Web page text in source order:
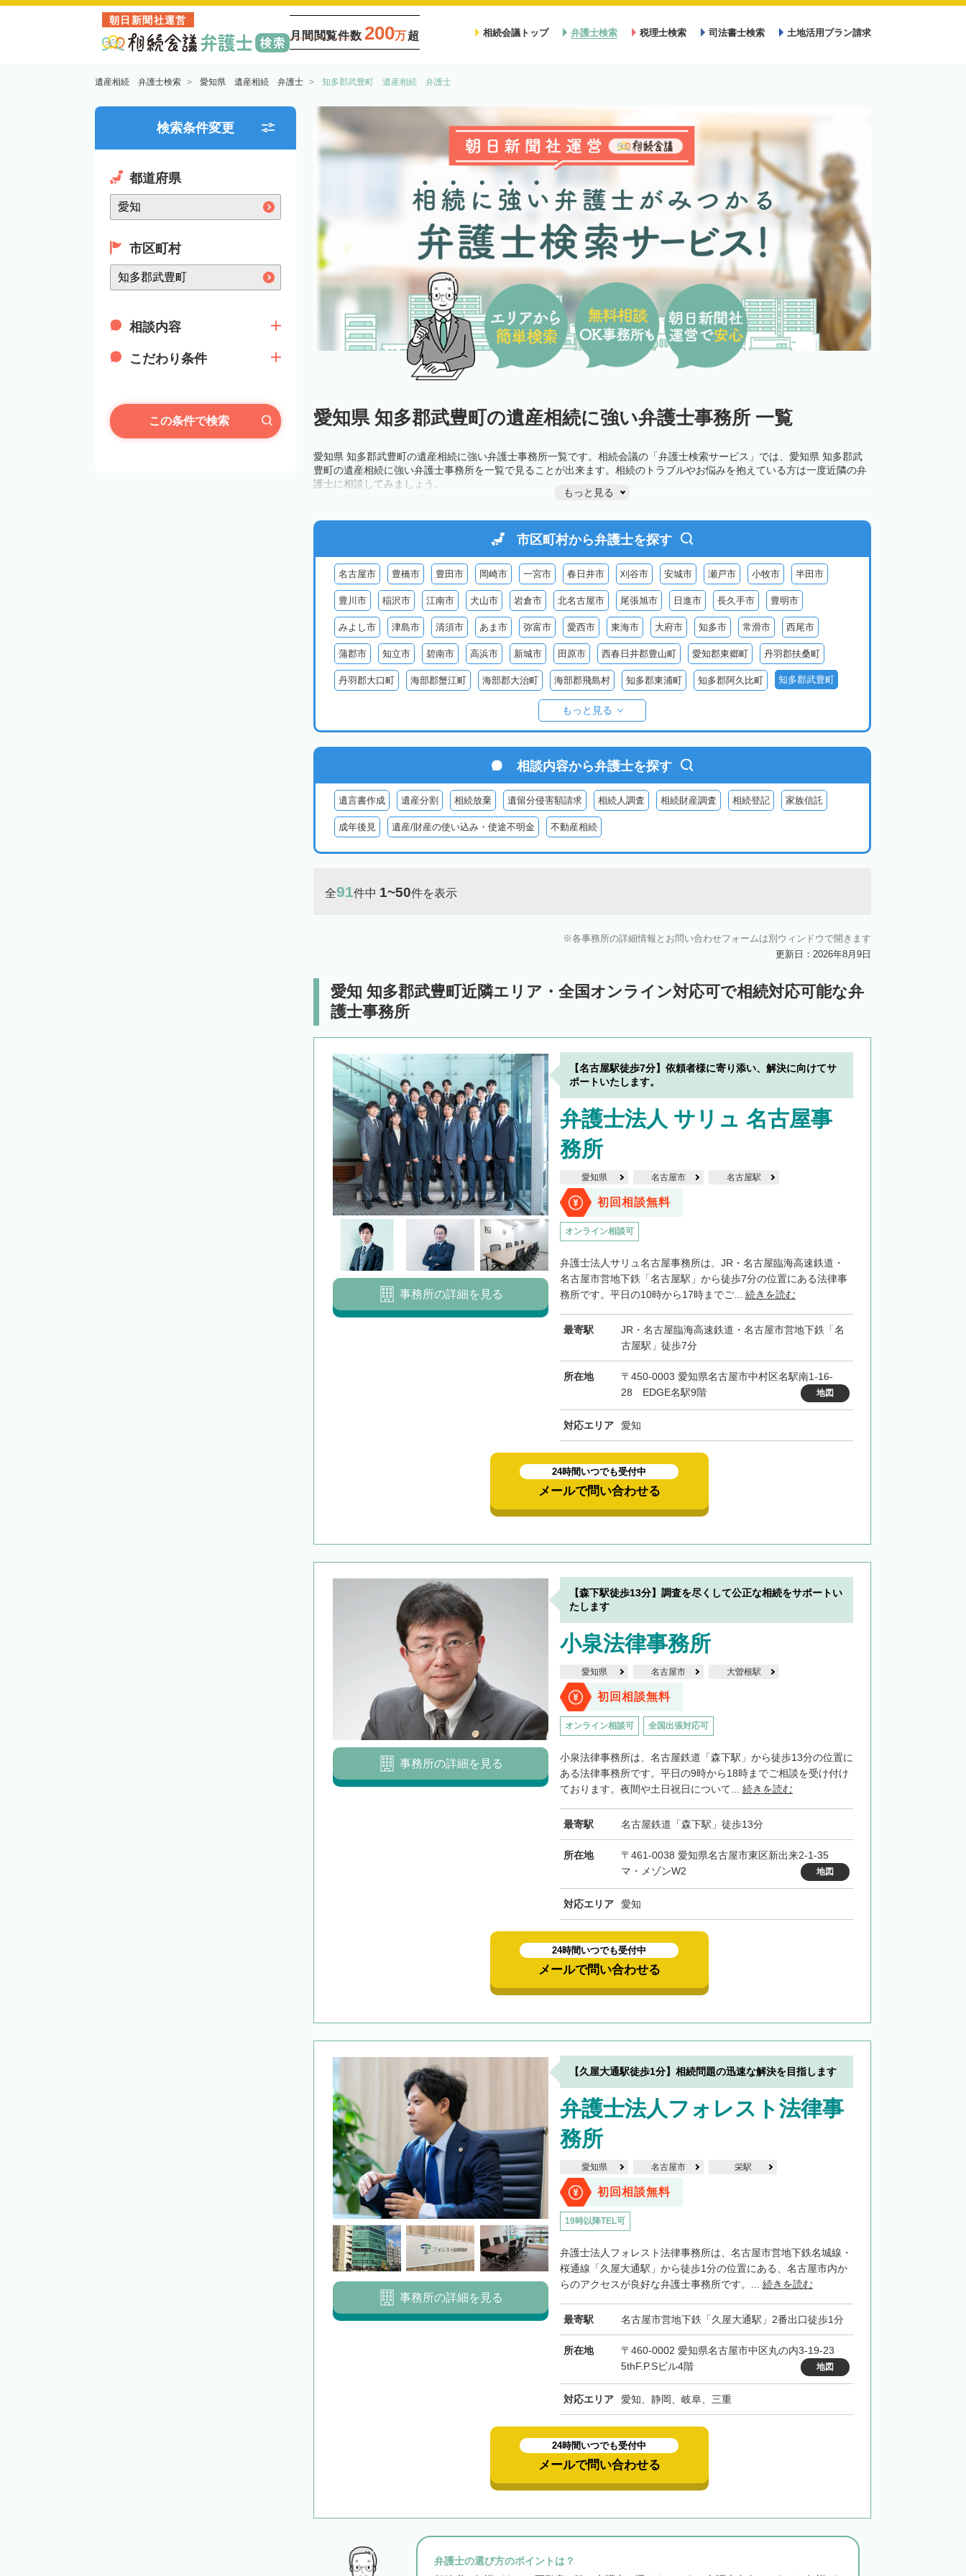
朝日新聞社運営
月間閲覧件数 200万超 相続会議トップ 弁護士検索 税理士検索 司法書士検索 土地活用プラン請求
遺産相続 弁護士検索 愛知県 遺産相続 弁護士 知多郡武豊町 遺産相続 弁護士
検索条件変更
都道府県
市区町村
相談内容
こだわり条件
この条件で検索 愛知県 知多郡武豊町の遺産相続に強い弁護士事務所 一覧
愛知県 知多郡武豊町の遺産相続に強い弁護士事務所一覧です。相続会議の「弁護士検索サービス」では、愛知県 知多郡武
豊町の遺産相続に強い弁護士事務所を一覧で見ることが出来ます。相続のトラブルやお悩みを抱えている方は一度近隣の弁
護士に相談してみましょう。
もっと見る
市区町村から弁護士を探す
名古屋市 豊橋市 豊田市 岡崎市 一宮市 春日井市 刈谷市 安城市 瀬戸市 小牧市 半田市
豊川市 稲沢市 江南市 犬山市 岩倉市 北名古屋市 尾張旭市 日進市 長久手市 豊明市
みよし市 津島市 清須市 あま市 弥富市 愛西市 東海市 大府市 知多市 常滑市 西尾市
蒲郡市 知立市 碧南市 高浜市 新城市 田原市 西春日井郡豊山町 愛知郡東郷町 丹羽郡扶桑町
丹羽郡大口町 海部郡蟹江町 海部郡大治町 海部郡飛島村 知多郡東浦町 知多郡阿久比町 知多郡武豊町
北設楽郡設楽町
もっと見る
相談内容から弁護士を探す
遺言書作成 遺産分割 相続放棄 遺留分侵害額請求 相続人調査 相続財産調査 相続登記 家族信託
成年後見 遺産/財産の使い込み・使途不明金 不動産相続
全91件中 1~50件を表示
各事務所の詳細情報とお問い合わせフォームは別ウィンドウで開きます
更新日：2026年8月9日
愛知 知多郡武豊町近隣エリア・全国オンライン対応可で相続対応可能な弁
護士事務所
【名古屋駅徒歩7分】依頼者様に寄り添い、解決に向けてサ
ポートいたします。
弁護士法人 サリュ 名古屋事
務所
愛知県 名古屋市 名古屋駅
初回相談無料
オンライン相談可
弁護士法人サリュ名古屋事務所は、JR・名古屋臨海高速鉄道・
名古屋市営地下鉄「名古屋駅」から徒歩7分の位置にある法律事
務所です。平日の10時から17時までご... 続きを読む
最寄駅
JR・名古屋臨海高速鉄道・名古屋市営地下鉄「名
古屋駅」徒歩7分
所在地
〒450-0003 愛知県名古屋市中村区名駅南1-16-
28 EDGE名駅9階
地図
対応エリア 愛知
事務所の詳細を見る
24時間いつでも受付中
メールで問い合わせる
【森下駅徒歩13分】調査を尽くして公正な相続をサポートい
たします
小泉法律事務所
愛知県 名古屋市 大曽根駅
初回相談無料
オンライン相談可 全国出張対応可
小泉法律事務所は、名古屋鉄道「森下駅」から徒歩13分の位置に
ある法律事務所です。平日の9時から18時までご相談を受け付け
ております。夜間や土日祝日について... 続きを読む
最寄駅 名古屋鉄道「森下駅」徒歩13分
所在地
〒461-0038 愛知県名古屋市東区新出来2-1-35
マ・メゾンW2
地図
対応エリア 愛知
事務所の詳細を見る
24時間いつでも受付中
メールで問い合わせる
【久屋大通駅徒歩1分】相続問題の迅速な解決を目指します
弁護士法人フォレスト法律事
務所
愛知県 名古屋市 栄駅
初回相談無料
19時以降TEL可
弁護士法人フォレスト法律事務所は、名古屋市営地下鉄名城線・
桜通線「久屋大通駅」から徒歩1分の位置にある、名古屋市内か
らのアクセスが良好な弁護士事務所です。... 続きを読む
最寄駅 名古屋市営地下鉄「久屋大通駅」2番出口徒歩1分
所在地
〒460-0002 愛知県名古屋市中区丸の内3-19-23
5thF.P.Sビル4階
地図
対応エリア 愛知、静岡、岐阜、三重
事務所の詳細を見る
24時間いつでも受付中
メールで問い合わせる
弁護士の選び方のポイントは？